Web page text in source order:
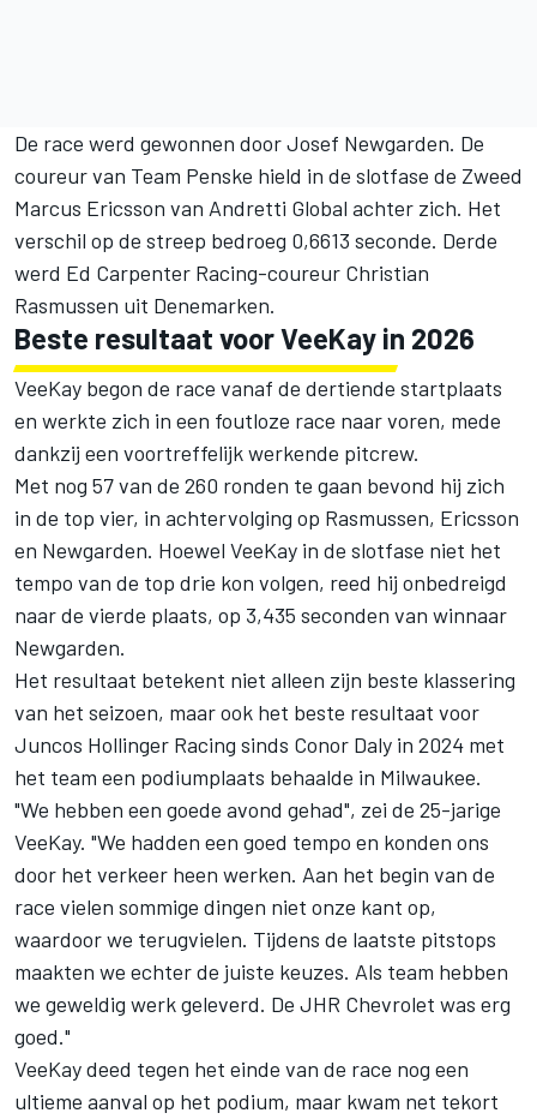
De race werd gewonnen doorJosef Newgarden. De
coureur van Team Penske hield in de slotfase de Zweed
Marcus Ericsson van Andretti Global achter zich. Het
verschil op de streep bedroeg 0,6613 seconde. Derde
werd Ed Carpenter Racing-coureur Christian
Rasmussen uit Denemarken.
Beste resultaat voor VeeKay in 2026
VeeKay begon de race vanaf de dertiende startplaats
en werkte zich in een foutloze race naar voren, mede
dankzij een voortreffelijk werkende pitcrew.
Met nog 57 van de 260 ronden te gaan bevond hij zich
in de top vier, in achtervolging op Rasmussen, Ericsson
en Newgarden. Hoewel VeeKay in de slotfase niet het
tempo van de top drie kon volgen, reed hij onbedreigd
naar de vierde plaats, op 3,435 seconden van winnaar
Newgarden.
Het resultaat betekent niet alleen zijn beste klassering
van het seizoen, maar ook het beste resultaat voor
Juncos Hollinger Racing sinds Conor Daly in 2024 met
het team een podiumplaats behaalde in Milwaukee.
"We hebben een goede avond gehad", zei de 25-jarige
VeeKay. "We hadden een goed tempo en konden ons
door het verkeer heen werken. Aan het begin van de
race vielen sommige dingen niet onze kant op,
waardoor we terugvielen. Tijdens de laatste pitstops
maakten we echter de juiste keuzes. Als team hebben
we geweldig werk geleverd. De JHR Chevrolet was erg
goed."
VeeKay deed tegen het einde van de race nog een
ultieme aanval op het podium, maar kwam net tekort